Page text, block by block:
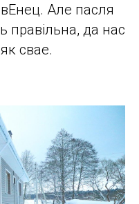
Але пасля
правільна, да нас
свае.